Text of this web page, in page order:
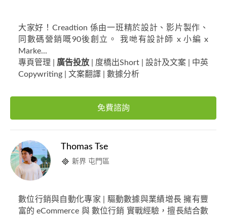
大家好！Creadtion 係由一班精於設計、影片製作、
同數碼營銷嘅90後創立。 我哋有設計師 x 小編 x
Marke...
專頁管理 | 廣告投放 | 度橋出Short | 設計及文案 | 中英
Copywriting | 文案翻譯 | 數據分析
免費諮詢
Thomas Tse
新界 屯門區
數位行銷與自動化專家 | 驅動數據與業績增長 擁有豐
富的 eCommerce 與 數位行銷 實戰經驗，擅長結合數